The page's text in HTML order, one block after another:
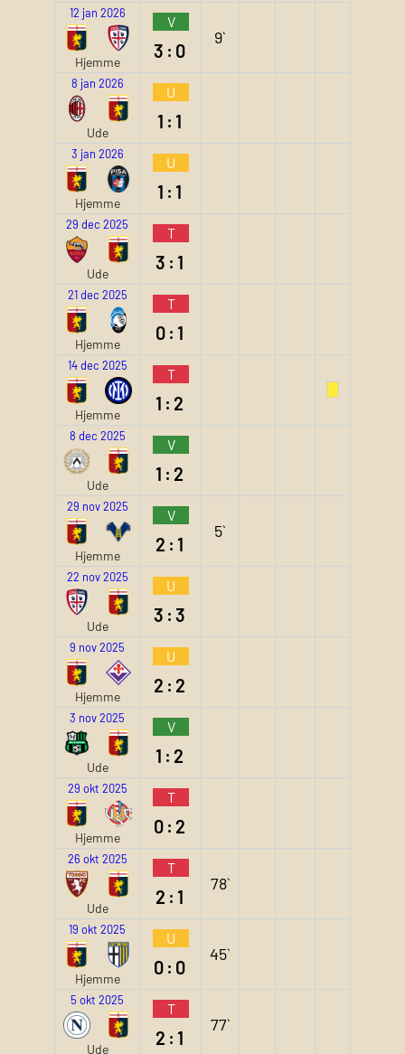
12 jan 2026
Hjemme
V
3:0
9`
8 jan 2026
Ude
U
1:1
3 jan 2026
Hjemme
U
1:1
29 dec 2025
Ude
T
3:1
21 dec 2025
Hjemme
T
0:1
14 dec 2025
Hjemme
T
1:2
8 dec 2025
Ude
V
1:2
29 nov 2025
Hjemme
V
2:1
5`
22 nov 2025
Ude
U
3:3
9 nov 2025
Hjemme
U
2:2
3 nov 2025
Ude
V
1:2
29 okt 2025
Hjemme
T
0:2
26 okt 2025
Ude
T
2:1
78`
19 okt 2025
Hjemme
U
0:0
45`
5 okt 2025
Ude
T
2:1
77`